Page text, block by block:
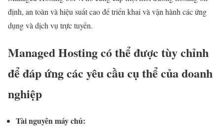
định, an toàn và hiệu suất cao để triển khai và vận hành các ứng
dụng và dịch vụ trực tuyến.
Managed Hosting có thể được tùy chỉnh
để đáp ứng các yêu cầu cụ thể của doanh
nghiệp
Tài nguyên máy chủ: